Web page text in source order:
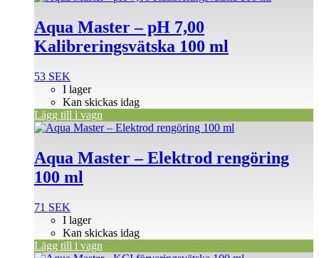
Aqua Master – pH 7,00
Kalibreringsvätska 100 ml
53 SEK
I lager
Kan skickas idag
Lägg till i vagn
Aqua Master – Elektrod rengöring
100 ml
71 SEK
I lager
Kan skickas idag
Lägg till i vagn